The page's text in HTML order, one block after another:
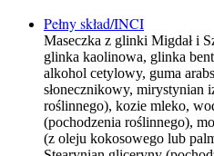
Pełny skład/INCI
Maseczka z glinki Migdał i
glinka kaolinowa, glinka
alkohol cetylowy, guma
słonecznikowy, mirystynian
roślinnego), kozie mleko,
(pochodzenia roślinnego),
(z oleju kokosowego lub